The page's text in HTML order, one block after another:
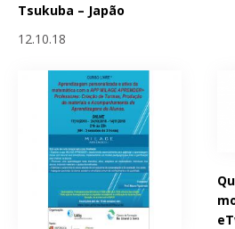
Tsukuba – Japão
12.10.18